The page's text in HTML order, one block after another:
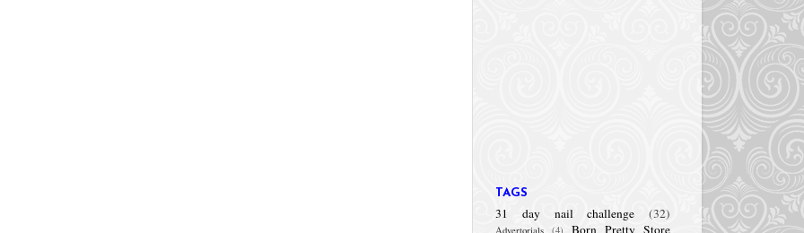
TAGS
31 day nail challenge (32)
Advertorials (4)
Born Pretty Store